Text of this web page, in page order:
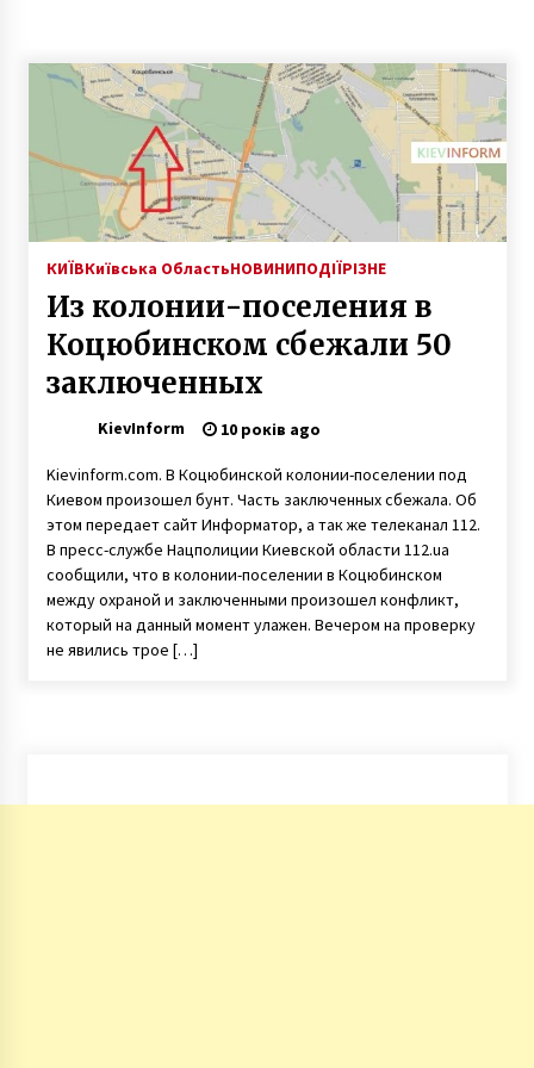
КИЇВКиївська ОбластьНОВИНИПОДІЇРІЗНЕ
Из колонии-поселения в
Коцюбинском сбежали 50
заключенных
KievInform 10 років ago
Kievinform.com. В Коцюбинской колонии-поселении под
Киевом произошел бунт. Часть заключенных сбежала. Об
этом передает сайт Информатор, а так же телеканал 112.
В пресс-службе Нацполиции Киевской области 112.ua
сообщили, что в колонии-поселении в Коцюбинском
между охраной и заключенными произошел конфликт,
который на данный момент улажен. Вечером на проверку
не явились трое […]